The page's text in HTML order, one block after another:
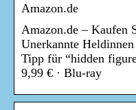
Amazon.de
Amazon.de – Kaufen
Unerkannte
Tipp für “hidden
9,99 € · Blu-ray